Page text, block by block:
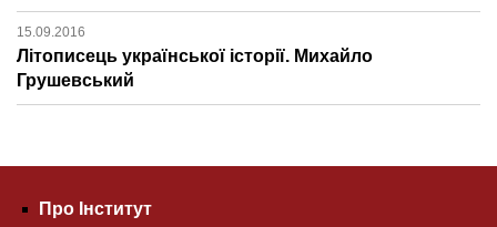
15.09.2016
Літописець української історії. Михайло
Грушевський
Про Інститут